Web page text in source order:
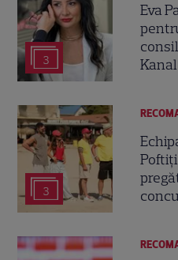
3
Eva
Kanal
3
Poftiți